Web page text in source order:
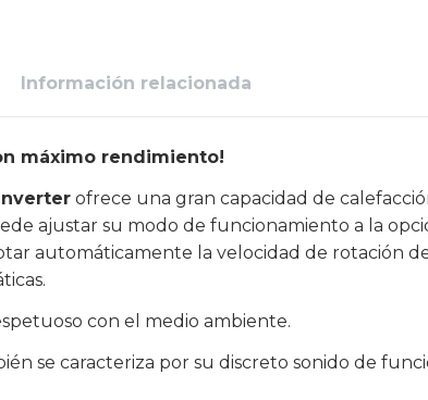
Información relacionada
máximo rendimiento!
ofrece una gran capacidad de
ajustar su modo de funcionamiento a la
automáticamente la velocidad de rotación
con el medio ambiente.
se caracteriza por su discreto sonido de